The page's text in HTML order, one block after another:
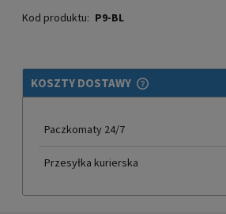
Kod produktu: P9-BL
KOSZTY DOSTAWY
CENA NIE ZAWIERA EWENTUALNYCH
Paczkomaty 24/7
Przesyłka kurierska